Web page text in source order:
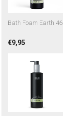
Bath Foam Earth 46
€9,95